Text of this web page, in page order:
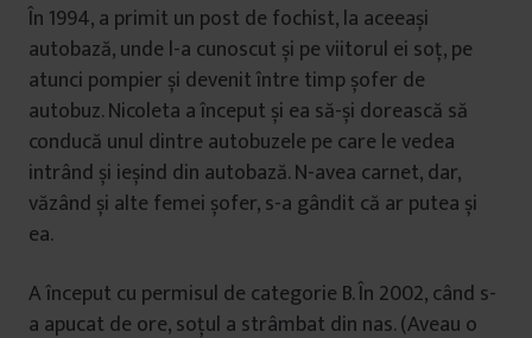
În 1994, a primit un post de fochist, la aceeași
autobază, unde l-a cunoscut și pe viitorul ei soț, pe
atunci pompier și devenit între timp șofer de
autobuz. Nicoleta a început și ea să-și dorească să
conducă unul dintre autobuzele pe care le vedea
intrând și ieșind din autobază. N-avea carnet, dar,
văzând și alte femei șofer, s-a gândit că ar putea și
ea.
A început cu permisul de categorie B. În 2002, când s-
a apucat de ore, soțul a strâmbat din nas. (Aveau o